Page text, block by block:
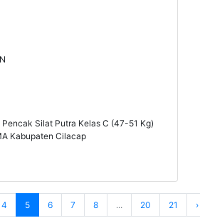
Silat Putra Kelas C (47-51 Kg)
Kabupaten Cilacap
4 5 6 7 8 ... 20 21 ›